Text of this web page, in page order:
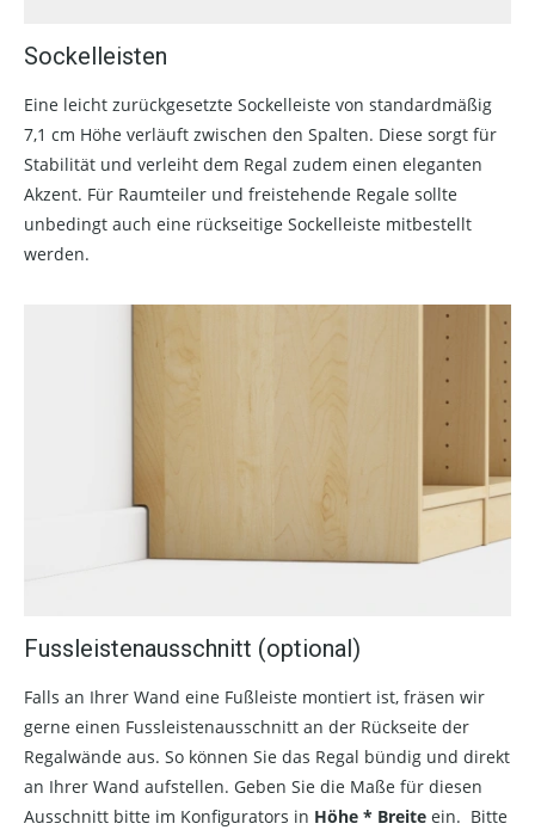
Sockelleisten
Eine leicht zurückgesetzte Sockelleiste von standardmäßig
7,1 cm Höhe verläuft zwischen den Spalten. Diese sorgt für
Stabilität und verleiht dem Regal zudem einen eleganten
Akzent. Für Raumteiler und freistehende Regale sollte
unbedingt auch eine rückseitige Sockelleiste mitbestellt
werden.
Fussleistenausschnitt (optional)
Falls an Ihrer Wand eine Fußleiste montiert ist, fräsen wir
gerne einen Fussleistenausschnitt an der Rückseite der
Regalwände aus. So können Sie das Regal bündig und direkt
an Ihrer Wand aufstellen. Geben Sie die Maße für diesen
Ausschnitt bitte im Konfigurators in Höhe * Breite ein. Bitte